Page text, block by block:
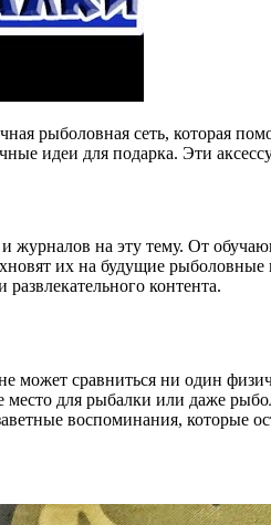
рыболовная сеть, которая
идеи для подарка. Эти
на эту тему. От
их на будущие
контента.
может сравниться ни один
для рыбалки или даже
воспоминания, которые